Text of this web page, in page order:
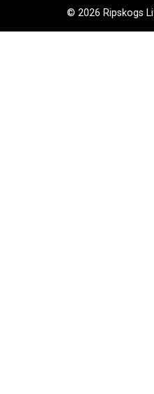
© 2026 Ripskogs